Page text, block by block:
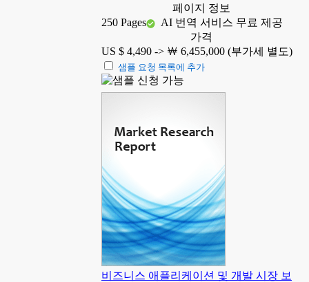
페이지 정보
250 Pages
AI 번역 서비스 무료 제공
가격
US $ 4,490 -> ￦ 6,455,000 (부가세 별도)
샘플 요청 목록에 추가
비즈니스 애플리케이션 및 개발 시장 보